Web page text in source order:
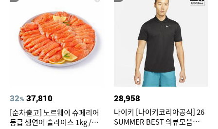
32% 37,810
[순차출고] 노르웨이 슈페리어
등급 생연어 슬라이스 1kg /
28,958
나이키 [나이키코리아공식] 26
SUMMER BEST 의류모음